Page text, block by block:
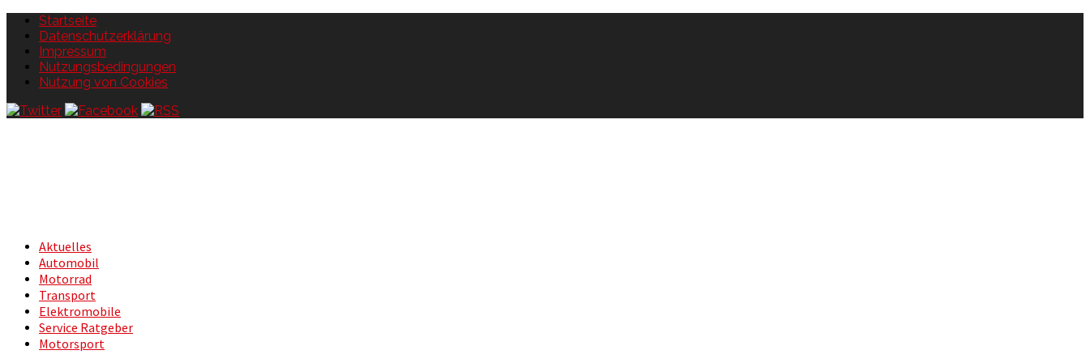
Startseite
Datenschutzerklärung
Impressum
Nutzungsbedingungen
Nutzung von Cookies
Aktuelles
Automobil
Motorrad
Transport
Elektromobile
Service Ratgeber
Motorsport